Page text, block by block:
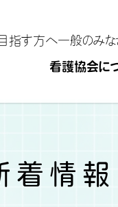
指す方へ一般のみな
看護協会に
着情報